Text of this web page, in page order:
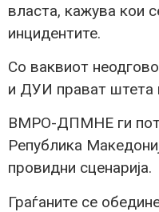
власта, кажува кои
инцидентите.
Со ваквиот
и ДУИ прават штета
ВМРО-ДПМНЕ ги
Република
провидни сценарија.
Граѓаните се